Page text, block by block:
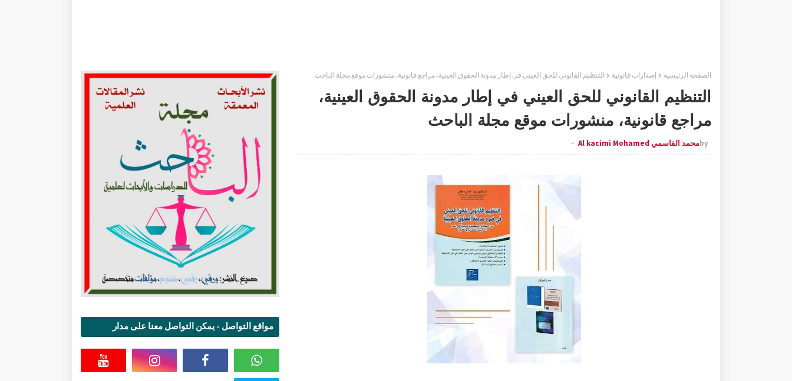
الصفحة الرئيسية إصدارات قانونية التنظيم القانوني للحق العيني في إطار مدونة الحقوق العينية، مراجع قانونية، منشورات موقع مجلة الباحث
التنظيم القانوني للحق العيني في إطار مدونة الحقوق العينية،
مراجع قانونية، منشورات موقع مجلة الباحث
byمحمد القاسمي Al kacimi Mohamed
مواقع التواصل - يمكن التواصل معنا على مدار